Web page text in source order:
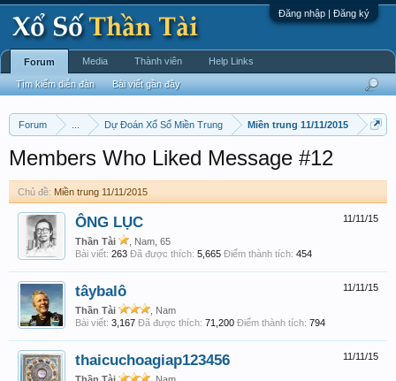
Đăng nhập | Đăng ký
Forum Dự Đoán Xổ Số Miền Trung Miền trung 11/11/2015
Members Who Liked Message #12
Chủ đề: Miền trung 11/11/2015
11/11/15
ÔNG LỤC
Thần Tài
, Nam, 65
Bài viết: 263 Đã được thích: 5,665 Điểm thành tích: 454
11/11/15
tâybalô
Thần Tài
, Nam
Bài viết: 3,167 Đã được thích: 71,200 Điểm thành tích: 794
11/11/15
thaicuchoagiap123456
Forum
Tìm kiếm diễn đàn Bài viết gần đây
Media Thành viên Help Links